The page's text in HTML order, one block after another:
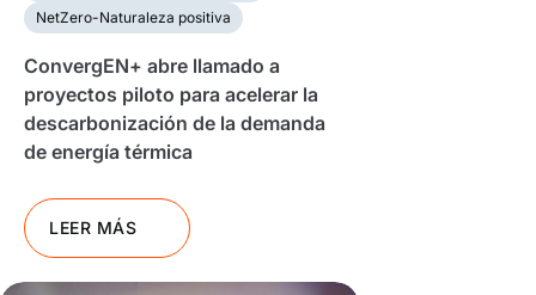
NetZero-Naturaleza positiva
ConvergEN+ abre llamado a
proyectos piloto para acelerar la
descarbonización de la demanda
de energía térmica
LEER MÁS